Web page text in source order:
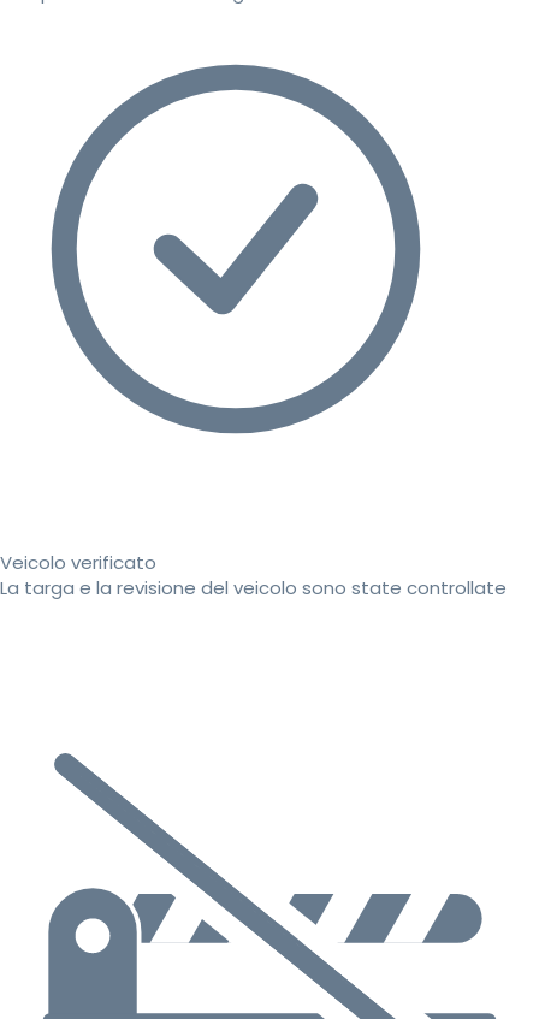
Veicolo verificato
La targa e la revisione del veicolo sono state controllate